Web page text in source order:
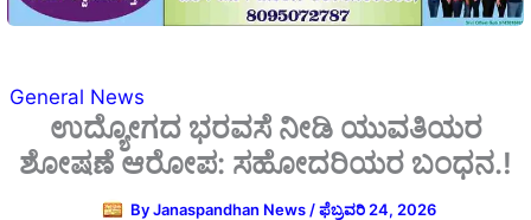
General News
ಉದ್ಯೋಗದ ಭರವಸೆ ನೀಡಿ ಯುವತಿಯರ
ಶೋಷಣೆ ಆರೋಪ: ಸಹೋದರಿಯರ ಬಂಧನ.!
ByJanaspandhan News /ಫೆಬ್ರವರಿ 24, 2026